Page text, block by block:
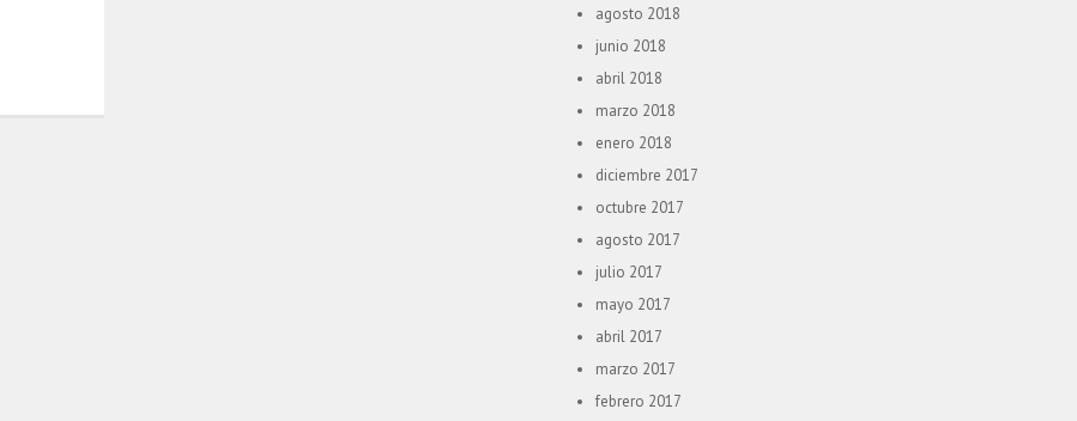
agosto 2018
junio 2018
abril 2018
marzo 2018
enero 2018
diciembre 2017
octubre 2017
agosto 2017
julio 2017
mayo 2017
abril 2017
marzo 2017
febrero 2017